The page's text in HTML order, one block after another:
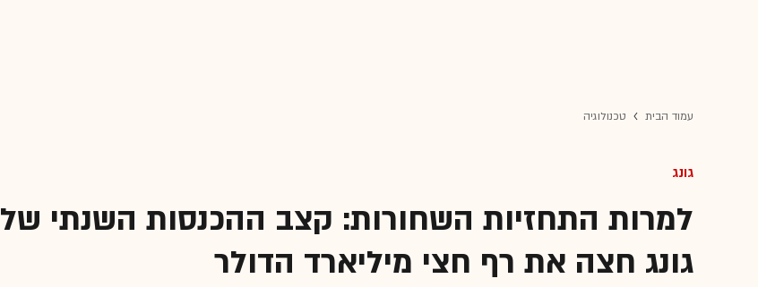
עמוד הבית טכנולוגיה
גונג
למרות התחזיות השחורות: קצב ההכנסות השנתי של
גונג חצה את רף חצי מיליארד הדולר